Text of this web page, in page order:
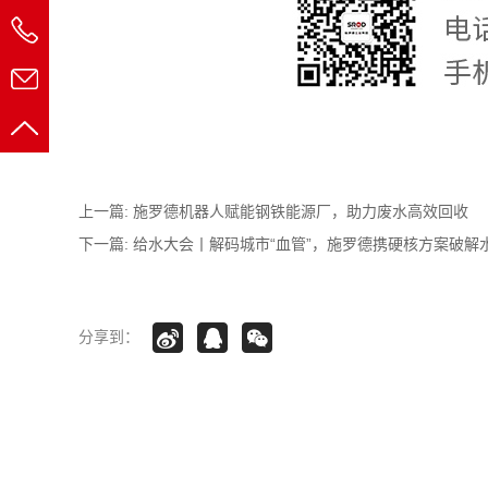
上一篇: 施罗德机器人赋能钢铁能源厂，助力废水高效回收
下一篇: 给水大会丨解码城市“血管”，施罗德携硬核方案破解
分享到：